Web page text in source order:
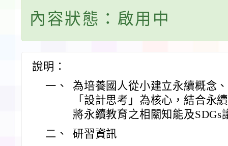
內容狀態：啟用中
說明：
一、
為培養國人從小建立永續概念
「設計思考」為核心，結合永
將永續教育之相關知能及
二、
研習資訊